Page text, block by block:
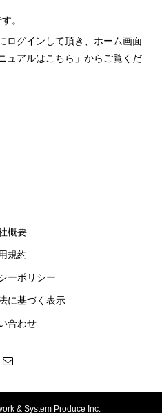
。
ログインして頂き、ホーム画面
アルはこちら」 からご覧くだ
概要
規約
ーポリシー
に基づく表示
合わせ
& System Produce Inc.